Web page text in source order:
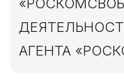
АГЕНТА